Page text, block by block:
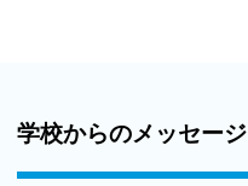
学校からのメッセージ